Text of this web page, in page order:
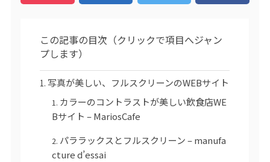
この記事の目次（クリックで項目へジャン
プします）
写真が美しい、フルスクリーンのWEBサイト
カラーのコントラストが美しい飲食店WE
Bサイト – MariosCafe
パララックスとフルスクリーン – manufa
cture d’essai